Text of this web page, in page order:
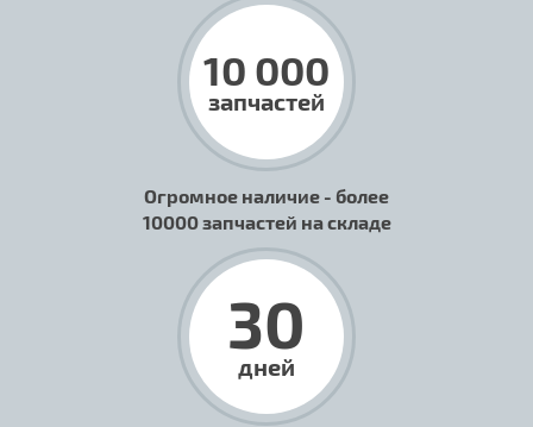
10 000
запчастей
Огромное наличие - более
10000 запчастей на складе
30
дней